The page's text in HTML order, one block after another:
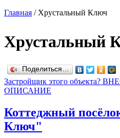
Главная /Хрустальный Ключ
Хрустальный
Поделиться…
Застройщик этого объекта?
ОПИСАНИЕ
Коттеджный
Ключ"